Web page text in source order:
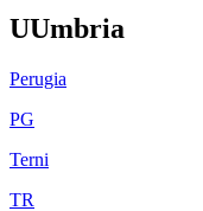
UUmbria
Perugia
PG
Terni
TR